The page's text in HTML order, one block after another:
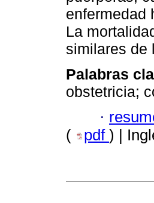
enfermedad
La
similares de
Palabras
obstetricia;
·
(
pdf ) |